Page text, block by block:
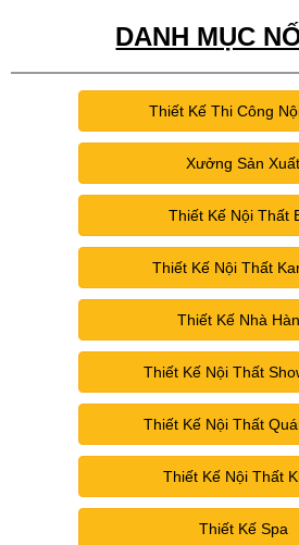
DANH MỤC
Thiết Kế Thi Công
Xưởng Sản Xuất
Thiết Kế Nội Thất
Thiết Kế Nội Thất
Thiết Kế Nhà
Thiết Kế Nội Thất
Thiết Kế Nội Thất
Thiết Kế Nội Thất
Thiết Kế Spa